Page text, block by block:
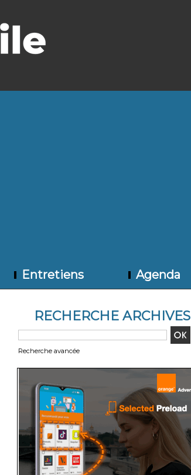
Entretiens Agenda
RECHERCHE ARCHIVES
Recherche avancée